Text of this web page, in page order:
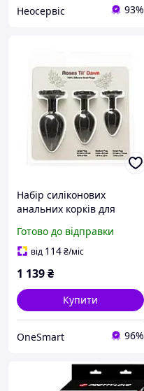
Неосервіс 93%
Набір силіконових
анальних корків для
початківців для інтимної
близькості BMS
Готово до відправки
від 114₴/міс
1 139₴
Купити
OneSmart 96%